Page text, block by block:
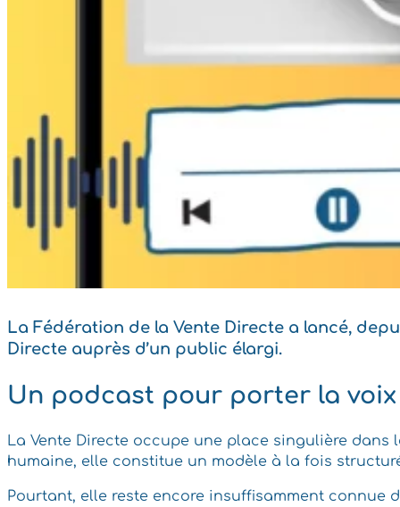
La Fédération de la Vente Directe a lancé,
Directe auprès d’un public élargi.
Un podcast pour porter la
La Vente Directe occupe une place singulière
humaine, elle constitue un modèle à la fois
Pourtant, elle reste encore insuffisamment